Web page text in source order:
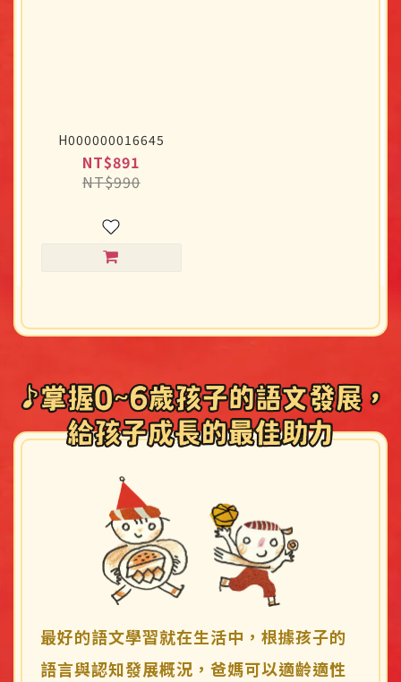
H000000016645
NT$891
NT$990
最好的語文學習就在生活中，根據孩子的
語言與認知發展概況，爸媽可以適齡適性